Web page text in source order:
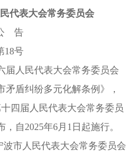
代表大会常务委员会
告
18号
届人民代表大会常务委员会
盾纠纷多元化解条例》，
四届人民代表大会常务委员
自2025年6月1日起施行。
波市人民代表大会常务委员会